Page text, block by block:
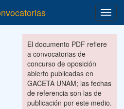
El documento PDF refiere
a convocatorias de
concurso de oposición
abierto publicadas en
GACETA UNAM; las fechas
de referencia son las de
publicación por este medio.